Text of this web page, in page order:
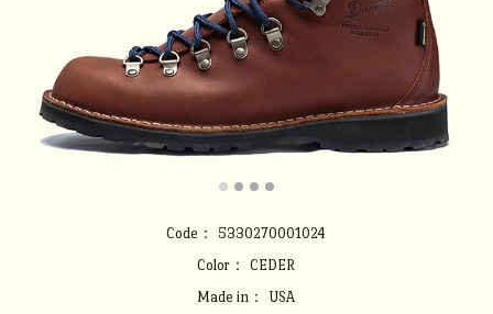
Code：
5330270001024
Color：
CEDER
Made in：
USA